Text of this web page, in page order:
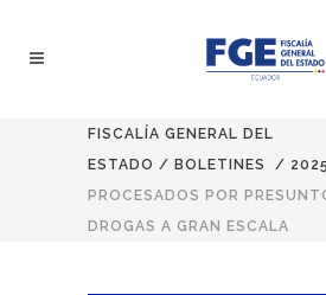
FISCALÍA GENERAL DEL
ESTADO / BOLETINES / 2025
PROCESADOS POR
DROGAS A GRAN ESCALA